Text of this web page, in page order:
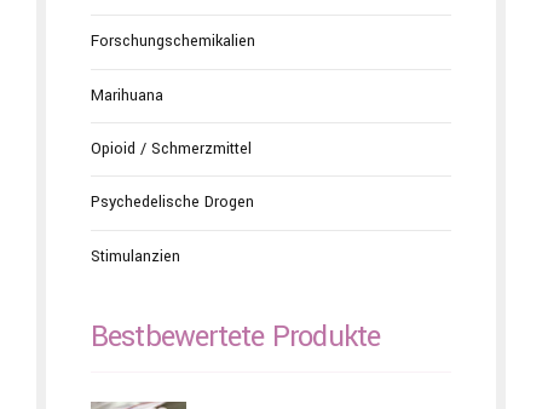
Forschungschemikalien
Marihuana
Opioid / Schmerzmittel
Psychedelische Drogen
Stimulanzien
Bestbewertete Produkte